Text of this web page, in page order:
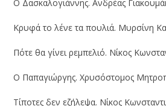
Ο Δασκαλογιάννης. Ανδρέας
Κρυφά το λένε τα πουλιά. Μυρσίνη
Πότε θα γίνει ρεμπελιό. Νίκος
Ο Παπαγιώργης. Χρυσόστομος
Τίποτες δεν εζήλεψα. Νίκος